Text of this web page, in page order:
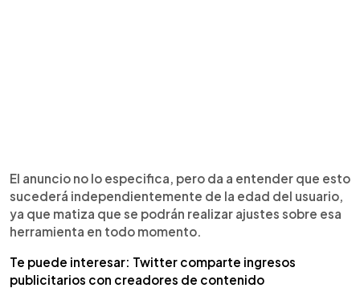
El anuncio no lo especifica, pero da a entender que esto
sucederá independientemente de la edad del usuario,
ya que matiza que se podrán realizar ajustes sobre esa
herramienta en todo momento.
Te puede interesar: Twitter comparte ingresos
publicitarios con creadores de contenido